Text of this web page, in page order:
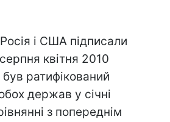
і США підписали
квітня 2010
ратифікований
держав у січні
з попереднім